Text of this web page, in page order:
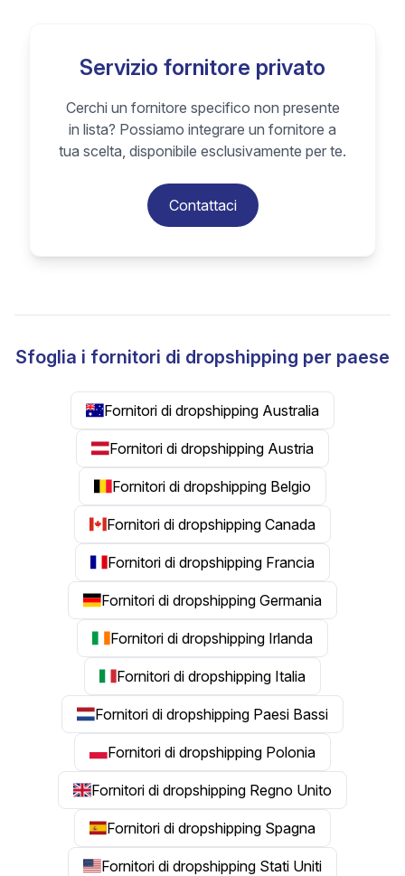
Servizio fornitore privato
Cerchi un fornitore specifico non presente
in lista? Possiamo integrare un fornitore a
tua scelta, disponibile esclusivamente per te.
Contattaci
Sfoglia i fornitori di dropshipping per paese
Fornitori di dropshipping Australia
Fornitori di dropshipping Austria
Fornitori di dropshipping Belgio
Fornitori di dropshipping Canada
Fornitori di dropshipping Francia
Fornitori di dropshipping Germania
Fornitori di dropshipping Irlanda
Fornitori di dropshipping Italia
Fornitori di dropshipping Paesi Bassi
Fornitori di dropshipping Polonia
Fornitori di dropshipping Regno Unito
Fornitori di dropshipping Spagna
Fornitori di dropshipping Stati Uniti